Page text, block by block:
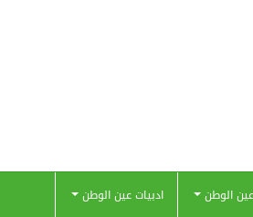
الوطن ادبيات عين الوطن